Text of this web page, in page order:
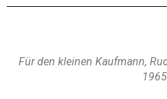
Für den kleinen Kaufmann,
1965